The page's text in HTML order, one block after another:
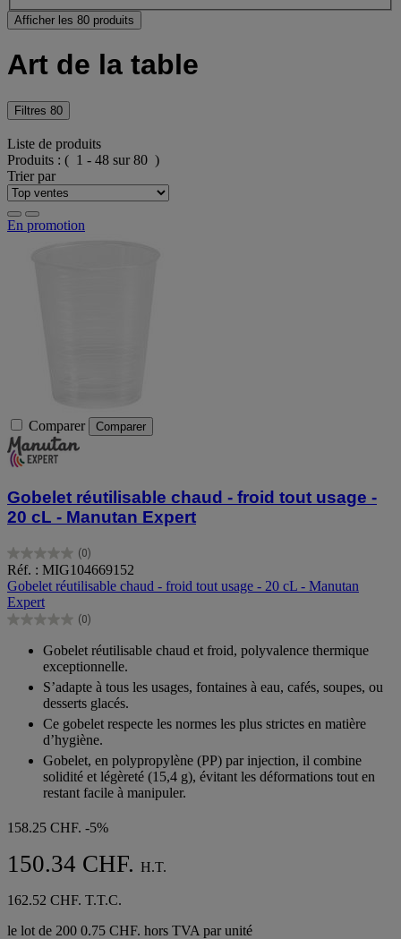
Afficher les 80 produits
Art de la table
Filtres 80
Liste de produits
Produits : ( 1 - 48 sur 80 )
Trier par
En promotion
Comparer Comparer
Gobelet réutilisable chaud - froid tout usage -
20 cL - Manutan Expert
(0)
0.0
sur
5
étoiles.
Réf. : MIG104669152
Gobelet réutilisable chaud - froid tout usage - 20 cL - Manutan
Expert
(0)
0.0
étoiles.
Gobelet réutilisable chaud et froid, polyvalence thermique
exceptionnelle.
S’adapte à tous les usages, fontaines à eau, cafés, soupes, ou
desserts glacés.
Ce gobelet respecte les normes les plus strictes en matière
d’hygiène.
Gobelet, en polypropylène (PP) par injection, il combine
solidité et légèreté (15,4 g), évitant les déformations tout en
restant facile à manipuler.
158.25 CHF. -5%
150.34 CHF. H.T.
162.52 CHF. T.T.C.
le lot de 200 0.75 CHF. hors TVA par unité